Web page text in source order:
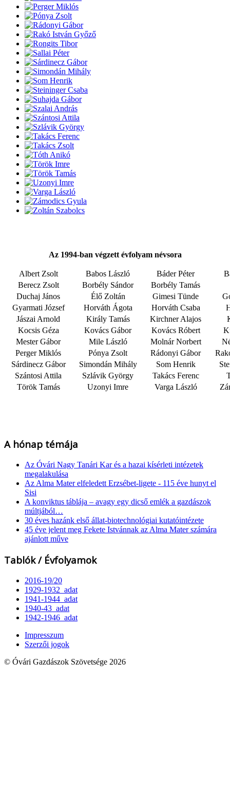
Az 1994-ban végzett évfolyam névsora
Albert Zsolt Babos László Báder Péter
Berecz Zsolt
Borbély Sándor
Borbély Tamás
Duchaj János
Élő Zoltán Gimesi Tünde
Gyarmati József
Horváth Ágota Horváth Csaba
Jászai Arnold
Király Tamás Kirchner Alajos
Kocsis Géza
Kovács Gábor Kovács Róbert
Mester Gábor
Mile László Molnár Norbert
Perger Miklós
Pónya Zsolt Rádonyi Gábor
Sárdinecz Gábor
Simondán Mihály Som Henrik
Szántosi Attila
Szlávik György Takács Ferenc
Török Tamás
Uzonyi Imre Varga László
A hónap témája
Az Óvári Nagy Tanári Kar és a hazai kísérleti intézetek
megalakulása
Az Alma Mater elfeledett Erzsébet-ligete - 115 éve hunyt el
Sisi
A konviktus táblája – avagy egy dicső emlék a gazdászok
múltjából…
30 éves hazánk első állat-biotechnológiai kutatóintézete
45 éve jelent meg Fekete Istvánnak az Alma Mater számára
ajánlott műve
Tablók / Évfolyamok
2016-19/20
1929-1932_adat
1941-1944_adat
1940-43_adat
1942-1946_adat
Impresszum
Szerzői jogok
© Óvári Gazdászok Szövetsége 2026